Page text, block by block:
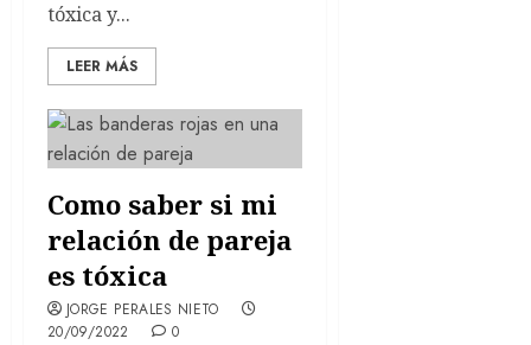
tóxica y...
LEER MÁS
Como saber si mi
relación de pareja
es tóxica
JORGE PERALES NIETO
20/09/2022
0